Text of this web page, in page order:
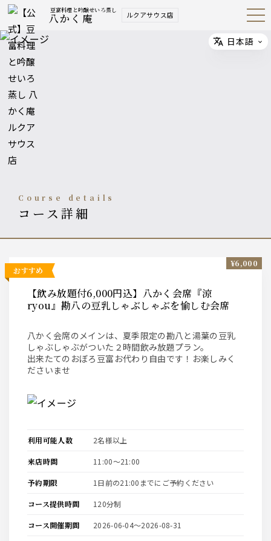
豆富料理と吟醸せいろ蒸し
八かく庵 ルクアサウス店 Open
Navig
course details
コース詳細
おすすめ
【飲み放題付6,000円込】八かく会席『涼
ryou』勘八の豆乳しゃぶしゃぶを愉しむ会席
八かく会席のメインは、夏季限定の勘八と湯葉の豆乳
しゃぶしゃぶがついた２時間飲み放題プラン。
出来たてのおぼろ豆富お代わり自由です！お楽しみく
ださいませ
¥6,000
利用可能人数 2名様以上
来店時間 11:00〜21:00
予約期限 1日前の21:00までにご予約ください
コース提供時間 120分制
コース開催期間 2026-06-04〜2026-08-31
Select
日本語